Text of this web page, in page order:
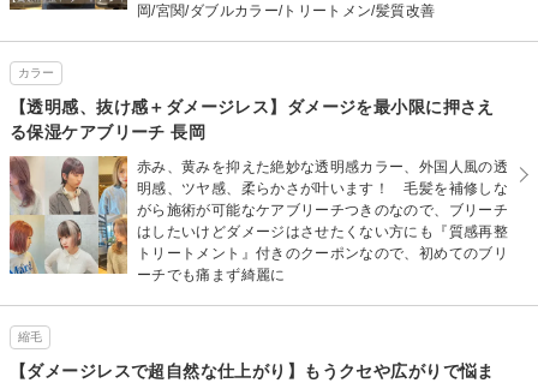
岡/宮関/ダブルカラー/トリートメン/髪質改善
カラー
【透明感、抜け感＋ダメージレス】ダメージを最小限に押さえ
る保湿ケアブリーチ 長岡
赤み、黄みを抑えた絶妙な透明感カラー、外国人風の透
明感、ツヤ感、柔らかさが叶います！ 毛髪を補修しな
がら施術が可能なケアブリーチつきのなので、ブリーチ
はしたいけどダメージはさせたくない方にも『質感再整
トリートメント』付きのクーポンなので、初めてのブリ
ーチでも痛まず綺麗に
縮毛
【ダメージレスで超自然な仕上がり】もうクセや広がりで悩ま